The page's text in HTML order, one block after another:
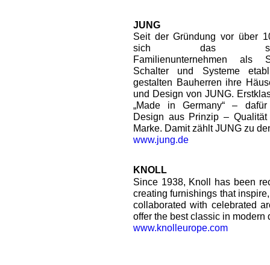
JUNG
Seit der Gründung vor über
sich das
Familienunternehmen als
Schalter und Systeme
gestalten Bauherren ihre
und Design von JUNG.
„Made in Germany“ –
Design aus Prinzip –
Marke. Damit zählt JUNG zu
www.jung.de
KNOLL
Since 1938, Knoll has been
creating furnishings that
collaborated with celebrated
offer the best classic in modern
www.knolleurope.com